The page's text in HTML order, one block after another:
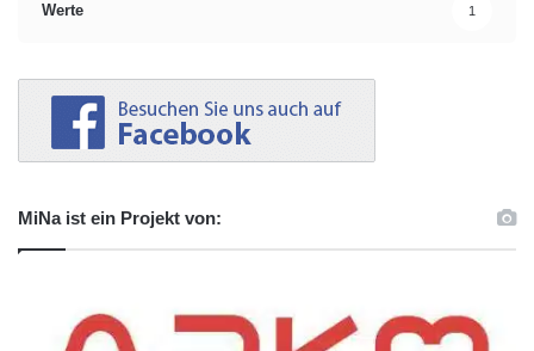
Werte 1
MiNa ist ein Projekt von: